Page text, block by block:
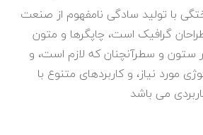
با تولید سادگی نامفهوم از صنعت
گرافیک است، چاپگرها و متون
ستون و سطرآنچنان که لازم است، و
مورد نیاز، و کاربردهای متنوع با
می باشد